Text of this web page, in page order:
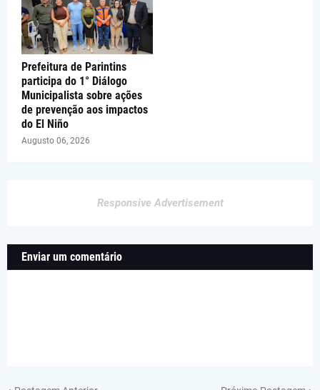
Prefeitura de Parintins
participa do 1° Diálogo
Municipalista sobre ações
de prevenção aos impactos
do El Niño
Augusto 06, 2026
Responsive Advertisement
Enviar um comentário